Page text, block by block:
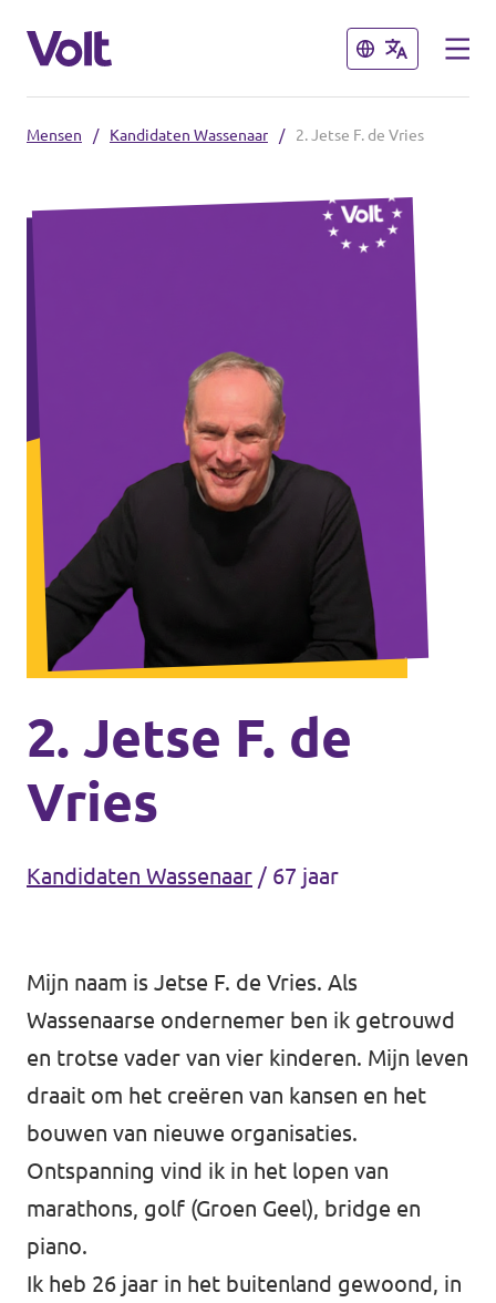
Sluiten
Overzicht fracties en communities
Rotterdam
Communities
Delft
Den Haag
Leiden
Leidschendam-Voorburg
Bestuur Haag- en Rijnland
Bestuur Rotterdam Zuid-Holland Zuid
Vacatures
Vacatures Volt Zuid-Holland Zuid
Sluiten
Nieuws
Agenda
Mensen / Kandidaten Wassenaar / 2. Jetse F. de Vries
2. Jetse F. de
Vries
Kandidaten Wassenaar / 67 jaar
Mijn naam is Jetse F. de Vries. Als
Wassenaarse ondernemer ben ik getrouwd
en trotse vader van vier kinderen. Mijn leven
draait om het creëren van kansen en het
bouwen van nieuwe organisaties.
Ontspanning vind ik in het lopen van
marathons, golf (Groen Geel), bridge en
piano.
Ik heb 26 jaar in het buitenland gewoond, in